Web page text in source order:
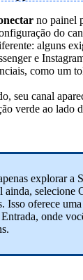
no painel
do
alguns
e
como um
seu canal
verde ao lado
explorar a
ainda, selecione
Isso oferece
onde